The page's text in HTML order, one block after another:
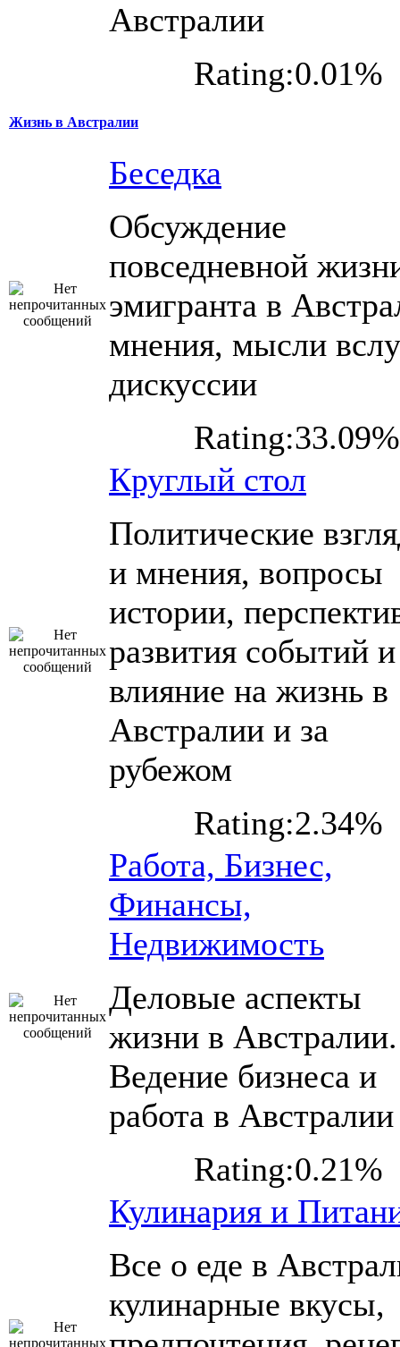
Австралии
Rating:0.01%
Жизнь в Австралии
Беседка
Обсуждение
повседневной
эмигранта в
мнения, мысли
дискуссии
Rating:33.09%
Круглый стол
Политические
и мнения, вопросы
истории,
развития событий
влияние на жизнь в
Австралии и за
рубежом
Rating:2.34%
Работа, Бизнес,
Финансы,
Недвижимость
Деловые аспекты
жизни в Австралии.
Ведение бизнеса и
работа в Австралии
Rating:0.21%
Кулинария и
Все о еде в
кулинарные вкусы,